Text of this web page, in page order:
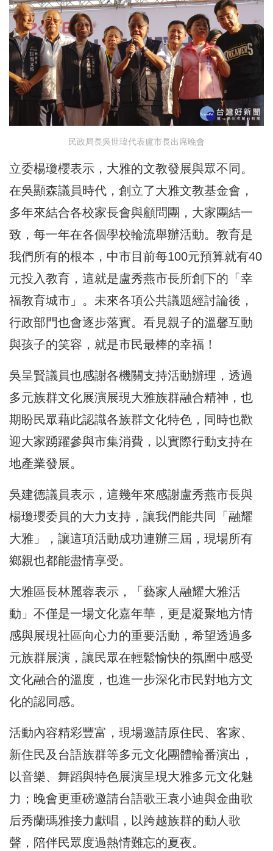
民政局長吳世瑋代表盧市長出席晚會
立委楊瓊櫻表示，大雅的文教發展與眾不同。
在吳顯森議員時代，創立了大雅文教基金會，
多年來結合各校家長會與顧問團，大家團結一
致，每一年在各個學校輪流舉辦活動。教育是
我們所有的根本，中市目前每100元預算就有40
元投入教育，這就是盧秀燕市長所創下的「幸
福教育城市」。未來各項公共議題經討論後，
行政部門也會逐步落實。看見親子的溫馨互動
與孩子的笑容，就是市民最棒的幸福！
吳呈賢議員也感謝各機關支持活動辦理，透過
多元族群文化展演展現大雅族群融合精神，也
期盼民眾藉此認識各族群文化特色，同時也歡
迎大家踴躍參與市集消費，以實際行動支持在
地產業發展。
吳建德議員表示，這幾年來感謝盧秀燕市長與
楊瓊瓔委員的大力支持，讓我們能共同「融耀
大雅」，讓這項活動成功連辦三屆，現場所有
鄉親也都能盡情享受。
大雅區長林麗蓉表示，「藝家人融耀大雅活
動」不僅是一場文化嘉年華，更是凝聚地方情
感與展現社區向心力的重要活動，希望透過多
元族群展演，讓民眾在輕鬆愉快的氛圍中感受
文化融合的溫度，也進一步深化市民對地方文
化的認同感。
活動內容精彩豐富，現場邀請原住民、客家、
新住民及台語族群等多元文化團體輪番演出，
以音樂、舞蹈與特色展演呈現大雅多元文化魅
力；晚會更重磅邀請台語歌王袁小迪與金曲歌
后秀蘭瑪雅接力獻唱，以跨越族群的動人歌
聲，陪伴民眾度過熱情難忘的夏夜。